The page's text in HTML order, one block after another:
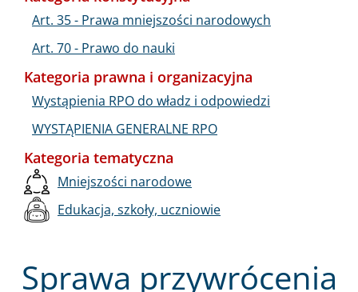
Sprawa przywrócenia
Art. 35 - Prawa mniejszości narodowych
Art. 70 - Prawo do nauki
Kategoria prawna i organizacyjna
Wystąpienia RPO do władz i odpowiedzi
WYSTĄPIENIA GENERALNE RPO
Kategoria tematyczna
Mniejszości narodowe
Edukacja, szkoły, uczniowie